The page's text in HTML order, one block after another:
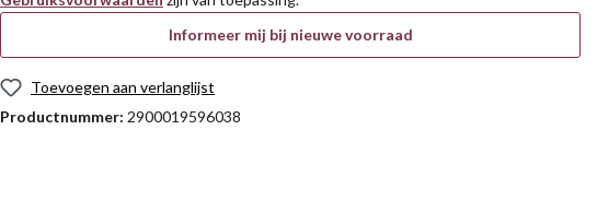
Informeer mij bij nieuwe voorraad
Toevoegen aan verlanglijst
Productnummer: 2900019596038